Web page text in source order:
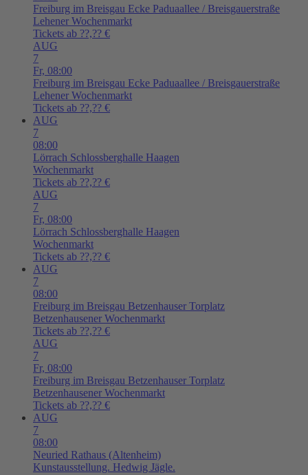
Freiburg im Breisgau Ecke Paduaallee / Breisgauerstraße
Lehener Wochenmarkt
Tickets ab ??,?? €
AUG
7
Fr, 08:00
Freiburg im Breisgau Ecke Paduaallee / Breisgauerstraße
Lehener Wochenmarkt
Tickets ab ??,?? €
AUG
7
08:00
Lörrach Schlossberghalle Haagen
Wochenmarkt
Tickets ab ??,?? €
AUG
7
Fr, 08:00
Lörrach Schlossberghalle Haagen
Wochenmarkt
Tickets ab ??,?? €
AUG
7
08:00
Freiburg im Breisgau Betzenhauser Torplatz
Betzenhausener Wochenmarkt
Tickets ab ??,?? €
AUG
7
Fr, 08:00
Freiburg im Breisgau Betzenhauser Torplatz
Betzenhausener Wochenmarkt
Tickets ab ??,?? €
AUG
7
08:00
Neuried Rathaus (Altenheim)
Kunstausstellung. Hedwig Jägle.